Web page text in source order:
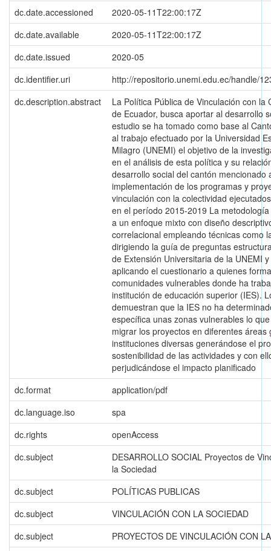
dc.date.accessioned
2020-05-11T22:00:17Z
dc.date.available
2020-05-11T22:00:17Z
dc.date.issued
2020-05
dc.identifier.uri
http://repositorio.unemi.edu.ec/handle/
dc.description.abstract
La Política Pública de Vinculación con la
de Ecuador, busca aportar al desarrollo
estudio se ha tomado como base al
al trabajo efectuado por la Universidad
Milagro (UNEMI) el objetivo de la
en el análisis de esta política y su
desarrollo social del cantón mencionado
implementación de los programas y
vinculación con la colectividad
en el período 2015-2019 La
a un enfoque mixto con diseño
correlacional empleando técnicas como
dirigiendo la guía de preguntas
de Extensión Universitaria de la UNEMI
aplicando el cuestionario a quienes
comunidades vulnerables donde ha
institución de educación superior (IES).
demuestran que la IES no ha
específica unas zonas vulnerables lo
migrar los proyectos en diferentes áreas
instituciones diversas generándose el
sostenibilidad de las actividades y con
perjudicándose el impacto planificado
dc.format
application/pdf
dc.language.iso
spa
dc.rights
openAccess
dc.subject
DESARROLLO SOCIAL Proyectos de
la Sociedad
dc.subject
POLÍTICAS PUBLICAS
dc.subject
VINCULACIÓN CON LA SOCIEDAD
dc.subject
PROYECTOS DE VINCULACIÓN CON